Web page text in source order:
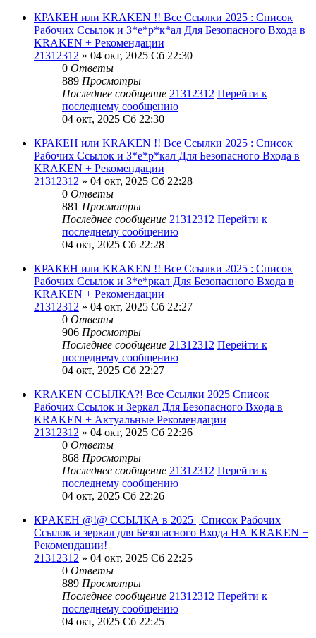
КРАКЕН или KRAKEN !! Все Ссылки 2025 : Список
Рабочих Ссылок и З*е*р*к*ал Для Безопасного Входа в
KRAKEN + Рекомендации
21312312 » 04 окт, 2025 Сб 22:30
0 Ответы
889 Просмотры
Последнее сообщение 21312312 Перейти к
последнему сообщению
04 окт, 2025 Сб 22:30
КРАКЕН или KRAKEN !! Все Ссылки 2025 : Список
Рабочих Ссылок и З*е*р*кал Для Безопасного Входа в
KRAKEN + Рекомендации
21312312 » 04 окт, 2025 Сб 22:28
0 Ответы
881 Просмотры
Последнее сообщение 21312312 Перейти к
последнему сообщению
04 окт, 2025 Сб 22:28
КРАКЕН или KRAKEN !! Все Ссылки 2025 : Список
Рабочих Ссылок и З*е*ркал Для Безопасного Входа в
KRAKEN + Рекомендации
21312312 » 04 окт, 2025 Сб 22:27
0 Ответы
906 Просмотры
Последнее сообщение 21312312 Перейти к
последнему сообщению
04 окт, 2025 Сб 22:27
KRAKEN ССЫЛКА?! Все Ссылки 2025 Список
Рабочих Ссылок и Зеркал Для Безопасного Входа в
KRAKEN + Актуальные Рекомендации
21312312 » 04 окт, 2025 Сб 22:26
0 Ответы
868 Просмотры
Последнее сообщение 21312312 Перейти к
последнему сообщению
04 окт, 2025 Сб 22:26
КРAКЕН @!@ ССЫЛКА в 2025 | Список Рабочих
Ссылок и зеркал для Безопасного Входа НА KRAKEN +
Рекомендации!
21312312 » 04 окт, 2025 Сб 22:25
0 Ответы
889 Просмотры
Последнее сообщение 21312312 Перейти к
последнему сообщению
04 окт, 2025 Сб 22:25